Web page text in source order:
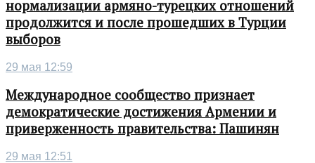
нормализации армяно-турецких отношений
продолжится и после прошедших в Турции
выборов
29 мая 12:59
Международное сообщество признает
демократические достижения Армении и
приверженность правительства: Пашинян
29 мая 12:51